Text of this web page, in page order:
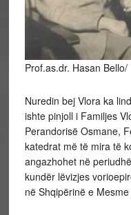
Prof.as.dr. Hasan Bello/
Nuredin bej Vlora ka
ishte pinjoll i Familjes
Perandorisë Osmane,
katedrat më të mira të
angazhohet në
kundër lëvizjes
në Shqipërinë e